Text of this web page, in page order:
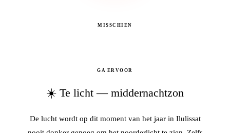
MISSCHIEN
GA ERVOOR
☀️ Te licht — middernachtzon
De lucht wordt op dit moment van het jaar in Ilulissat